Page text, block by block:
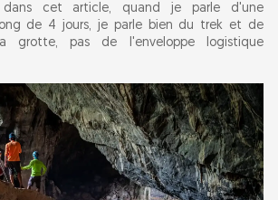
avant de vous lancer
dans cet article, quand je parle d'une
de 4 jours, je parle bien du trek et de
grotte, pas de l'enveloppe logistique